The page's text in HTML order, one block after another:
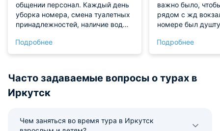
общении персонал. Каждый день
уборка номера, смена туалетных
принадлежностей, наличие воды
Подробнее
важно было,
рядом с жд
номере был
Слышимости
Персонал
Подробнее
Часто задаваемые вопросы о турах в
Иркутск
Чем заняться во время тура в Иркутск